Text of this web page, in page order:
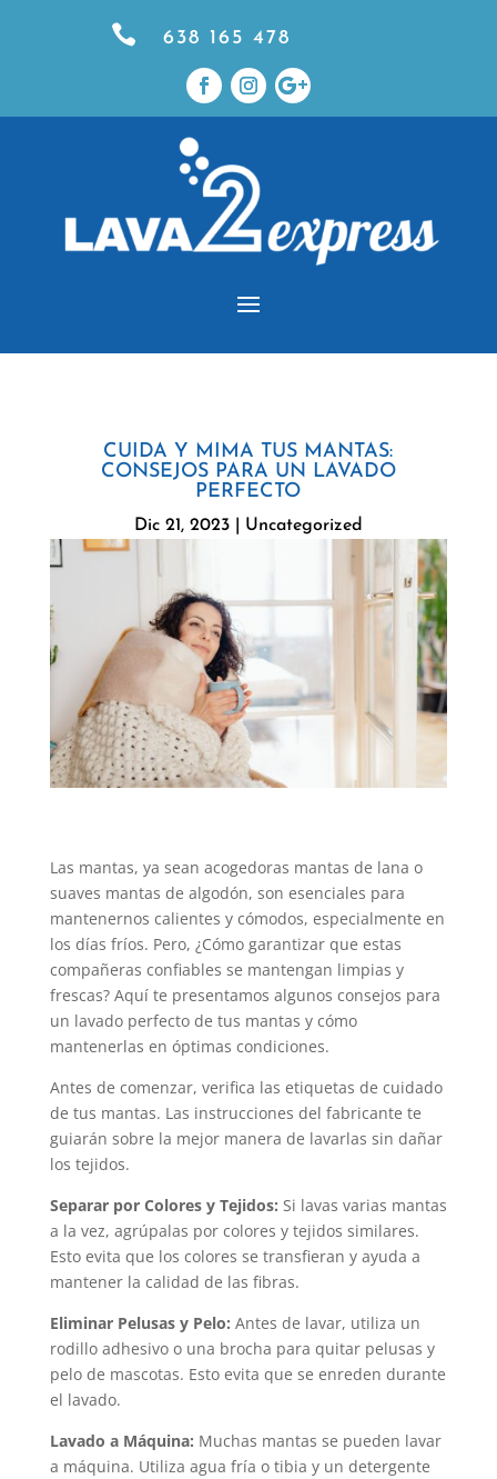
 638 165 478
CUIDA Y MIMA TUS MANTAS:
CONSEJOS PARA UN LAVADO
PERFECTO
Dic 21, 2023| Uncategorized
Las mantas, ya sean acogedoras mantas de lana o
suaves mantas de algodón, son esenciales para
mantenernos calientes y cómodos, especialmente en
los días fríos. Pero, ¿Cómo garantizar que estas
compañeras confiables se mantengan limpias y
frescas? Aquí te presentamos algunos consejos para
un lavado perfecto de tus mantas y cómo
mantenerlas en óptimas condiciones.
Antes de comenzar, verifica las etiquetas de cuidado
de tus mantas. Las instrucciones del fabricante te
guiarán sobre la mejor manera de lavarlas sin dañar
los tejidos.
Separar por Colores y Tejidos: Si lavas varias mantas
a la vez, agrúpalas por colores y tejidos similares.
Esto evita que los colores se transfieran y ayuda a
mantener la calidad de las fibras.
Eliminar Pelusas y Pelo: Antes de lavar, utiliza un
rodillo adhesivo o una brocha para quitar pelusas y
pelo de mascotas. Esto evita que se enreden durante
el lavado.
Lavado a Máquina: Muchas mantas se pueden lavar
a máquina. Utiliza agua fría o tibia y un detergente